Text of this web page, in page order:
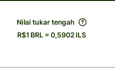
Nilai tukar tengah
R$1 BRL = 0,5902 ILS